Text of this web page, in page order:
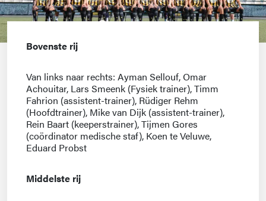
Bovenste rij
Van links naar rechts: Ayman Sellouf, Omar
Achouitar, Lars Smeenk (Fysiek trainer), Timm
Fahrion (assistent-trainer), Rüdiger Rehm
(Hoofdtrainer), Mike van Dijk (assistent-trainer),
Rein Baart (keeperstrainer), Tijmen Gores
(coördinator medische staf), Koen te Veluwe,
Eduard Probst
Middelste rij